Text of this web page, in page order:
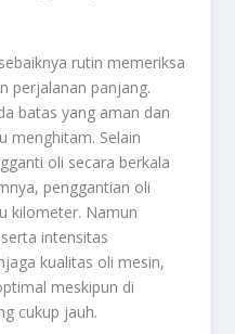
rutin memeriksa
perjalanan panjang.
batas yang aman dan
menghitam. Selain
oli secara berkala
penggantian oli
kilometer. Namun
intensitas
kualitas oli mesin,
meskipun di
cukup jauh.